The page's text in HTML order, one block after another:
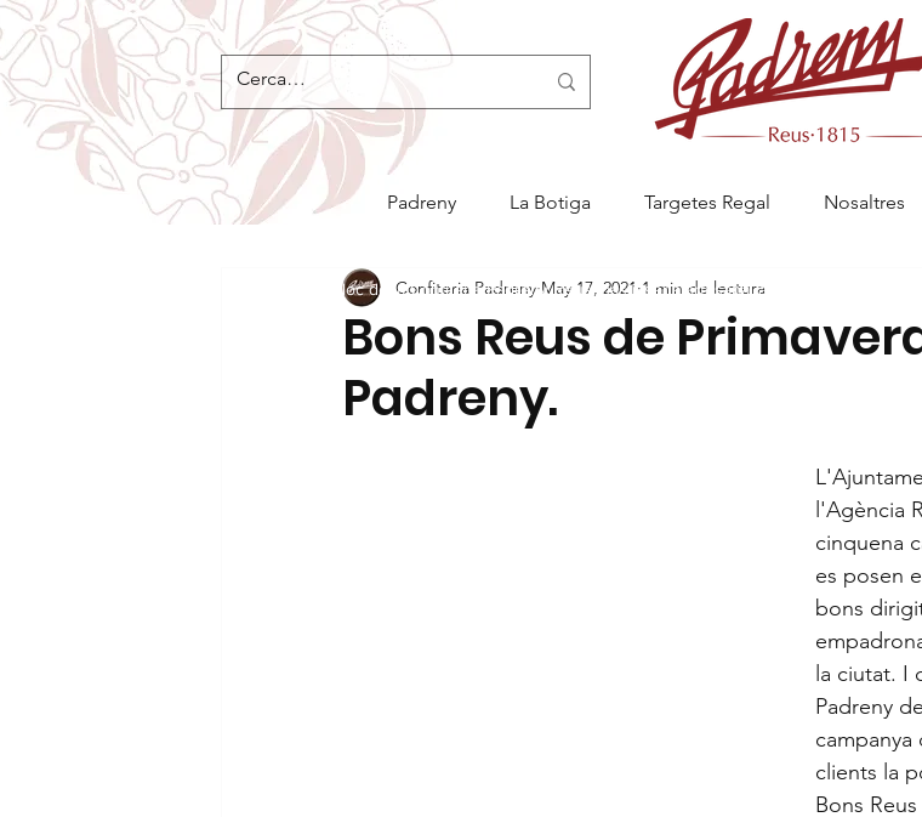
Padreny La Botiga Targetes Regal Nosaltres
Bons Reus de
Padreny.
Confiteria Padreny May 17, 2021 1 min de lectura
l'Agència
cinquena
es posen
bons
la ciutat. I
Padreny
clients la
Bons
Bloc de la Confiteria Padreny Reus, pastisseria artesanal a Reus, menjablanc